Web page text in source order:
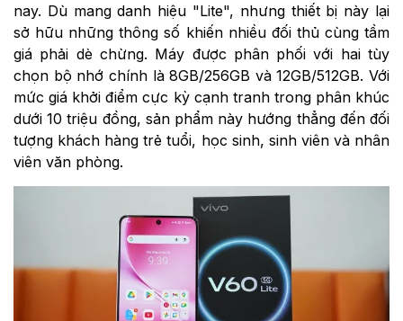
nay. Dù mang danh hiệu "Lite", nhưng thiết bị này lại
sở hữu những thông số khiến nhiều đối thủ cùng tầm
giá phải dè chừng. Máy được phân phối với hai tùy
chọn bộ nhớ chính là 8GB/256GB và 12GB/512GB. Với
mức giá khởi điểm cực kỳ cạnh tranh trong phân khúc
dưới 10 triệu đồng, sản phẩm này hướng thẳng đến đối
tượng khách hàng trẻ tuổi, học sinh, sinh viên và nhân
viên văn phòng.